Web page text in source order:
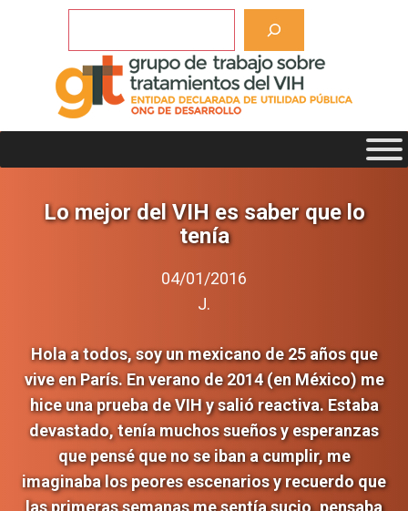
Lo mejor del VIH es saber que lo
tenía
04/01/2016
J.
Hola a todos, soy un mexicano de 25 años que
vive en París. En verano de 2014 (en México) me
hice una prueba de VIH y salió reactiva. Estaba
devastado, tenía muchos sueños y esperanzas
que pensé que no se iban a cumplir, me
imaginaba los peores escenarios y recuerdo que
las primeras semanas me sentía sucio, pensaba